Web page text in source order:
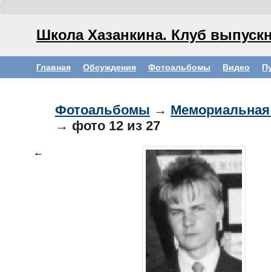
Школа Хазанкина. Клуб
Главная Обсуждения Фотоальбомы Видео
Фотоальбомы → Мемориальная
→ фото 12 из 27
←